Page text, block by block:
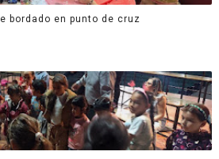
bordado en punto de cruz